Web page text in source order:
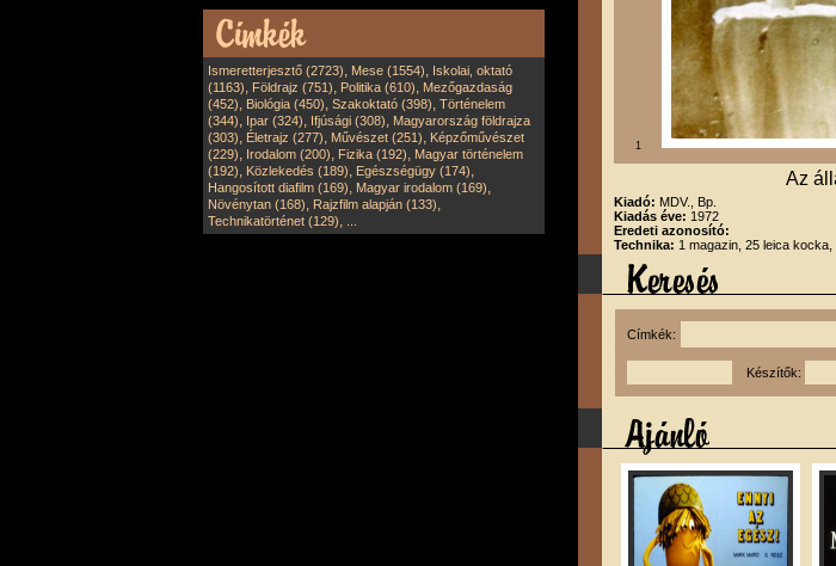
Ismeretterjesztő (2723), Mese (1554), Iskolai, oktató
(1163), Földrajz (751), Politika (610), Mezőgazdaság
(452), Biológia (450), Szakoktató (398), Történelem
(344), Ipar (324), Ifjúsági (308), Magyarország földrajza
(303), Életrajz (277), Művészet (251), Képzőművészet
(229), Irodalom (200), Fizika (192), Magyar történelem
(192), Közlekedés (189), Egészségügy (174),
Hangosított diafilm (169), Magyar irodalom (169),
Növénytan (168), Rajzfilm alapján (133),
Technikatörténet (129),
1
Az
Kiadó: MDV., Bp.
Kiadás éve: 1972
Eredeti azonosító:
Technika: 1 magazin, 25 leica kocka,
Címkék:
Készítők: